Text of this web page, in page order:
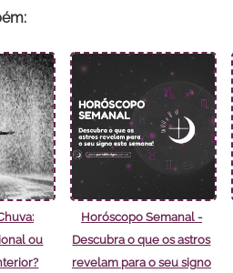
ou
Horóscopo Semanal -
Descubra o que os astros
revelam para o seu signo